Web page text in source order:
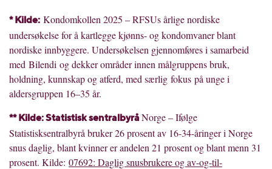
* Kilde: Kondomkollen 2025 – RFSUs årlige nordiske
undersøkelse for å kartlegge kjønns- og kondomvaner blant
nordiske innbyggere. Undersøkelsen gjennomføres i samarbeid
med Bilendi og dekker områder innen målgruppens bruk,
holdning, kunnskap og atferd, med særlig fokus på unge i
aldersgruppen 16–35 år.
** Kilde: Statistisk sentralbyrå Norge – Ifølge
Statistisksentralbyrå bruker 26 prosent av 16-34-åringer i Norge
snus daglig, blant kvinner er andelen 21 prosent og blant menn 31
prosent. Kilde: 07692: Daglig snusbrukere og av-og-til-